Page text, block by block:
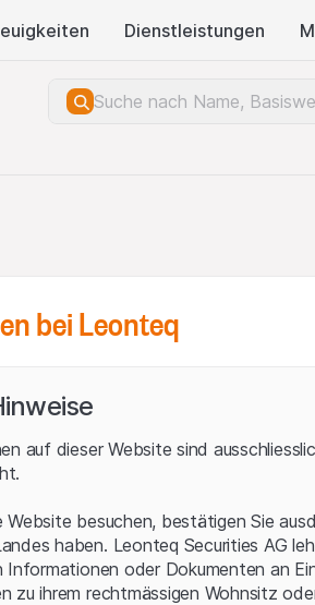
Dienstleistungen
bei Leonteq
auf dieser Website sind
Website besuchen, bestätigen Sie
haben. Leonteq Securities AG
Informationen oder Dokumenten an
zu ihrem rechtmässigen Wohnsitz